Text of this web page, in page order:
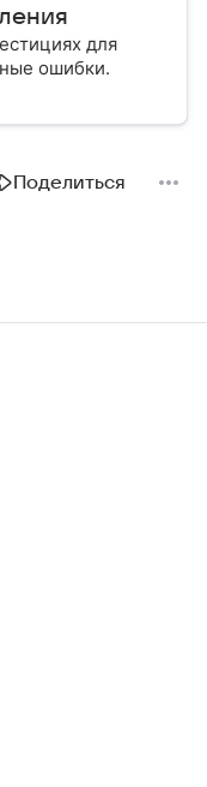
для
ошибки.
Поделиться